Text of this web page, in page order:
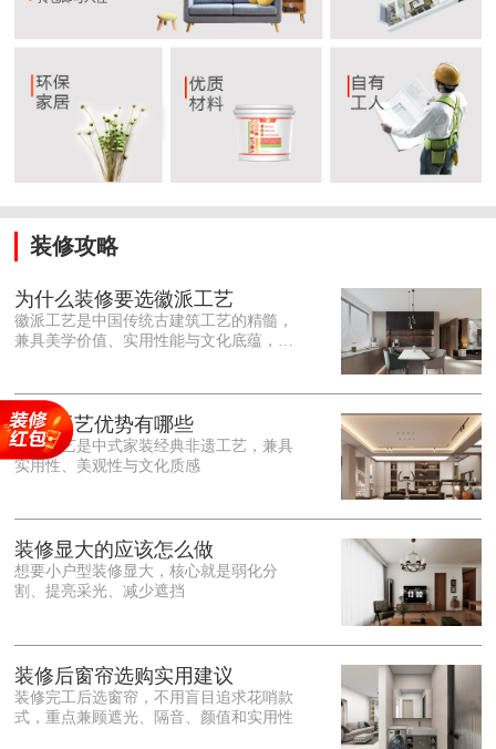
装修攻略
为什么装修要选徽派工艺
徽派工艺是中国传统古建筑工艺的精髓，
兼具美学价值、实用性能与文化底蕴，优
雕细琢的砖、木、石雕为特色，线条古朴
大气，意境悠远，自带东方中式雅致韵
味，耐看且不易过时。<o:p></o:p> 在工
艺品质上，徽派工艺遵循古法匠心工序，
保耐用，抗风化、耐腐蚀，使用
徽派工艺优势有哪些
徽派工艺是中式家装经典非遗工艺，兼具
实用性、美观性与文化质感
装修显大的应该怎么做
想要小户型装修显大，核心就是弱化分
割、提亮采光、减少遮挡
装修后窗帘选购实用建议
装修完工后选窗帘，不用盲目追求花哨款
式，重点兼顾遮光、隔音、颜值和实用性